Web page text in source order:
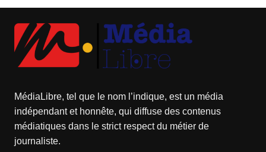
MédiaLibre, tel que le nom l’indique, est un média
indépendant et honnête, qui diffuse des contenus
médiatiques dans le strict respect du métier de
journaliste.